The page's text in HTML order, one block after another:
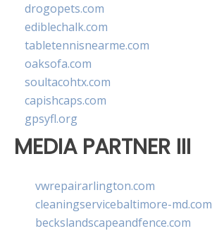
drogopets.com
ediblechalk.com
tabletennisnearme.com
oaksofa.com
soultacohtx.com
capishcaps.com
gpsyfl.org
MEDIA PARTNER III
vwrepairarlington.com
cleaningservicebaltimore-md.com
beckslandscapeandfence.com